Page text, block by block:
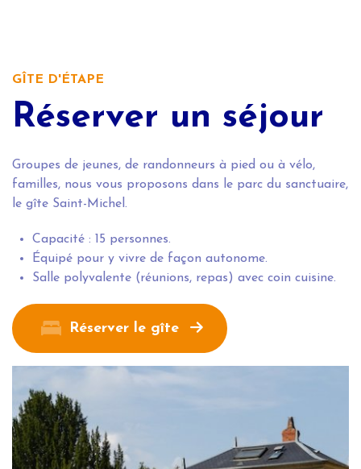
GÎTE D'ÉTAPE
Réserver un séjour
Groupes de jeunes, de randonneurs à pied ou à vélo,
familles, nous vous proposons dans le parc du sanctuaire,
le gîte Saint-Michel.
Capacité : 15 personnes.
Équipé pour y vivre de façon autonome.
Salle polyvalente (réunions, repas) avec coin cuisine.
Réserver le gîte